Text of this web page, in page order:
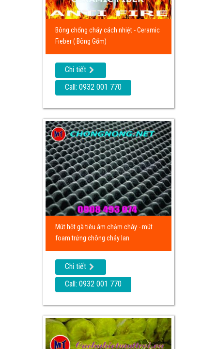
Bông chống cháy cách nhiệt - Ceramic
Fieber ( Bông Gốm)
Chi tiết
Call: 0932 001 770
Mút hột gà tiêu âm chậm cháy - mút
foam trứng chông cháy lan
Chi tiết
Call: 0932 001 770